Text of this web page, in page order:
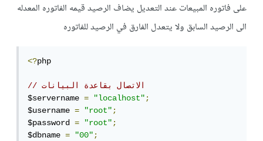
على فاتوره المبيعات عند التعديل يضاف الرصيد قيمه الفاتوره المعدله
الى الرصيد السابق ولا يتعدل الفارق في الرصيد للفاتوره
<?php
// الاتصال بقاعدة البيانات
$servername = "localhost";
$username = "root";
$password = "root";
$dbname = "00";